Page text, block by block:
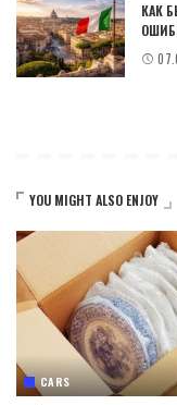
КАК
YOU MIGHT ALSO ENJOY
CARS